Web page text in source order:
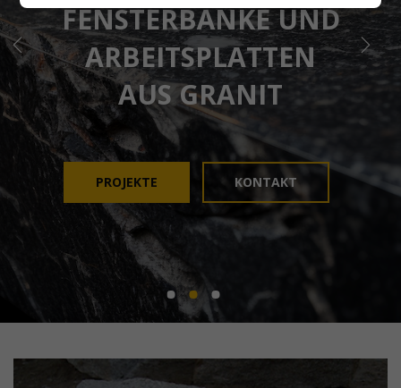
FENSTERBÄNKE UND
ARBEITSPLATTEN
AUS GRANIT
PROJEKTE KONTAKT